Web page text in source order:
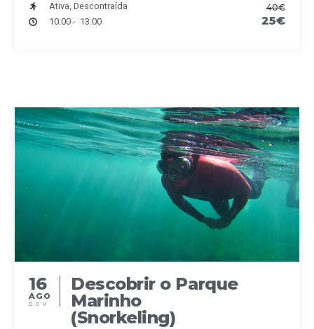
Ativa, Descontraída
10:00 - 13:00
40€
25€
16
AGO
DOM
Descobrir o Parque
Marinho
(Snorkeling)